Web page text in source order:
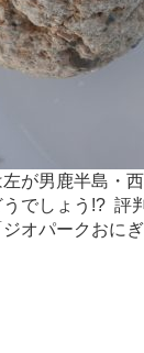
が男鹿半島・
うでしょう!? 評
ジオパークおに